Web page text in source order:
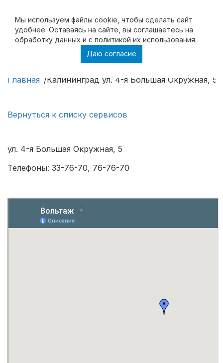
Мы используем файлы cookie, чтобы cделать сайт
удобнее. Оставаясь на сайте, вы соглашаетесь на
обработку данных и с политикой их использования.
Даю согласие
Калининград ул. 4-я Большая Окружная, 5
Главная Калининград ул. 4-я Большая Окружная, 5
Вернуться к списку сервисов
ул. 4-я Большая Окружная, 5
Телефоны: 33-76-70, 76-76-70